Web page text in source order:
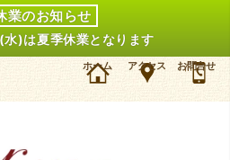
業のお知らせ
)は夏季休業となります
サントスガルベSM 付属品なしを16万円で買取・質
質預かり・質入れは大阪・豊中の質屋マルカにお任
ホーム アクセス お問合せ